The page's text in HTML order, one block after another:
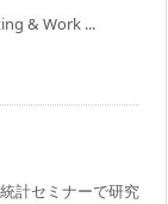
& Work ...
計セミナーで研究